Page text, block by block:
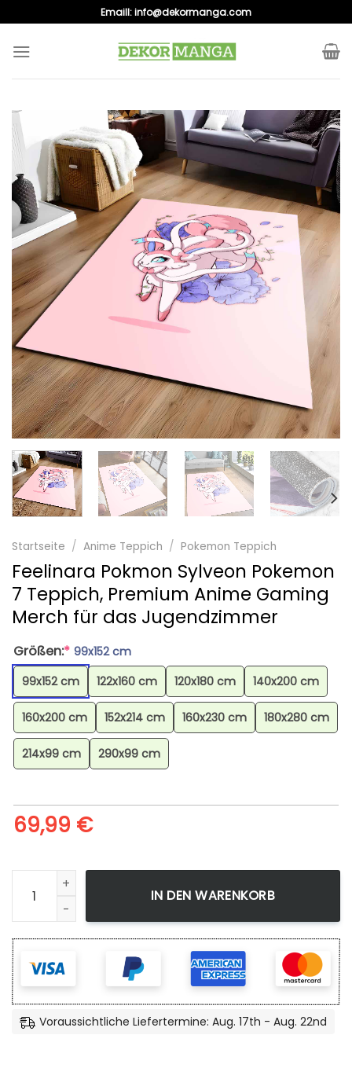
to
content
Emaill:info@dekormanga.com
Startseite / Anime Teppich / Pokemon Teppich
Feelinara Pokmon Sylveon Pokemon
7 Teppich, Premium Anime Gaming
Merch für das Jugendzimmer
Größen:* 99x152 cm
99x152 cm
122x160 cm 120x180 cm 140x200 cm
160x200 cm 152x214 cm 160x230 cm 180x280 cm
214x99 cm 290x99 cm
69,99 €
Feelinara Pokmon Sylveon Pokemon 7 Teppich, Premium
IN DEN WARENKORB
Voraussichtliche Liefertermine: Aug. 17th - Aug. 22nd